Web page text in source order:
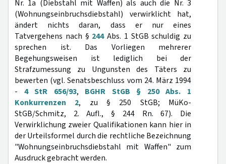
Nr. 1a (Diebstahl mit Waffen) als auch die Nr. 3
(Wohnungseinbruchsdiebstahl) verwirklicht hat,
ändert nichts daran, dass er nur eines
Tatvergehens nach § 244Abs. 1 StGB schuldig zu
sprechen ist. Das Vorliegen mehrerer
Begehungsweisen ist lediglich bei der
Strafzumessung zu Ungunsten des Täters zu
bewerten (vgl. Senatsbeschluss vom 24. März 1994
- 4 StR 656/93, BGHR StGB § 250 Abs. 1
Konkurrenzen 2, zu § 250 StGB; MüKo-
StGB/Schmitz, 2. Aufl., § 244 Rn. 67). Die
Verwirklichung zweier Qualifikationen kann hier in
der Urteilsformel durch die rechtliche Bezeichnung
"Wohnungseinbruchsdiebstahl mit Waffen" zum
Ausdruck gebracht werden.